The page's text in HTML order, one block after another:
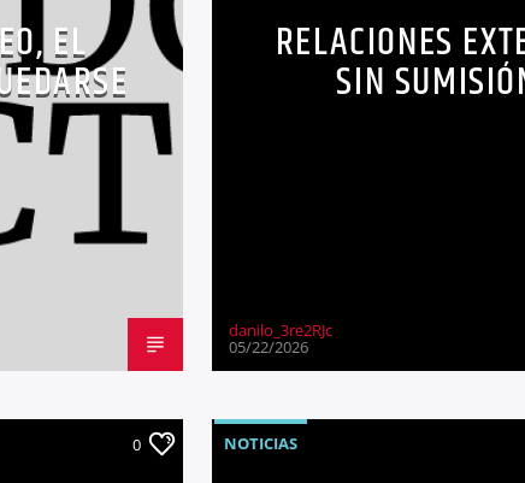
EL RELACIONES
SIN
danilo_3re2RJc
05/22/2026
0 NOTICIAS